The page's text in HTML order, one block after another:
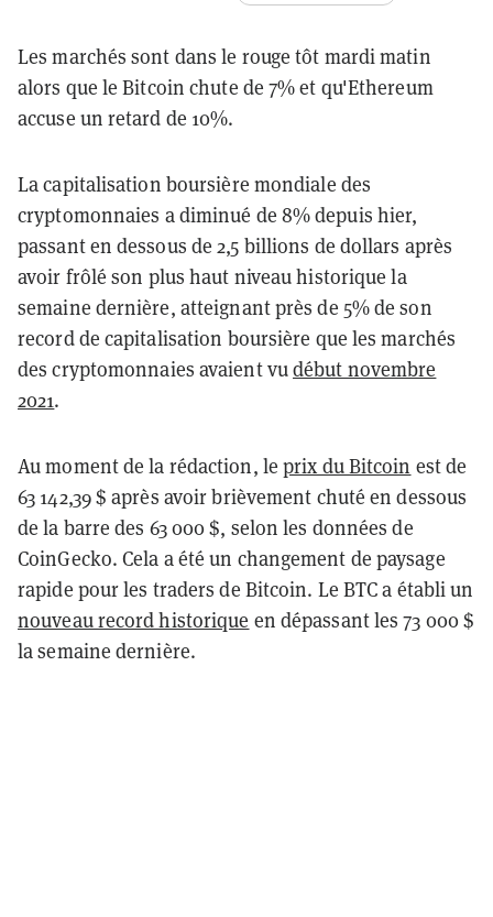
Les marchés sont dans le rouge tôt mardi matin
alors que le Bitcoin chute de 7% et qu'Ethereum
accuse un retard de 10%.
La capitalisation boursière mondiale des
cryptomonnaies a diminué de 8% depuis hier,
passant en dessous de 2,5 billions de dollars après
avoir frôlé son plus haut niveau historique la
semaine dernière, atteignant près de 5% de son
record de capitalisation boursière que les marchés
des cryptomonnaies avaient vudébut novembre
2021.
Au moment de la rédaction, leprix du Bitcoin est de
63 142,39 $ après avoir brièvement chuté en dessous
de la barre des 63 000 $, selon les données de
CoinGecko. Cela a été un changement de paysage
rapide pour les traders de Bitcoin. Le BTC a établi un
nouveau record historique en dépassant les 73 000 $
la semaine dernière.